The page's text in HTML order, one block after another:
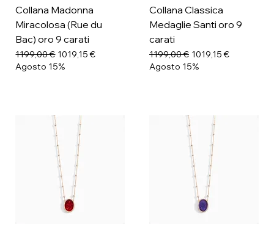
Collana Madonna
Miracolosa (Rue du
Bac) oro 9 carati
Prezzo regolare
1199,00 € Prezzo scontato
1019,15 €
Agosto 15%
Collana Classica
Medaglie Santi oro 9
carati
Prezzo regolare
1199,00 € Prezzo scontato
1019,15 €
Agosto 15%